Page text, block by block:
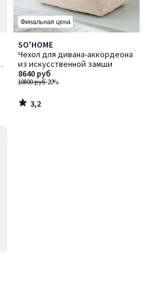
Финальная цена
SO'HOME
Чехол для дивана-аккордеона
из искусственной замши
10800 руб-20%
8640 руб
3,2
/ 5
3,2
/